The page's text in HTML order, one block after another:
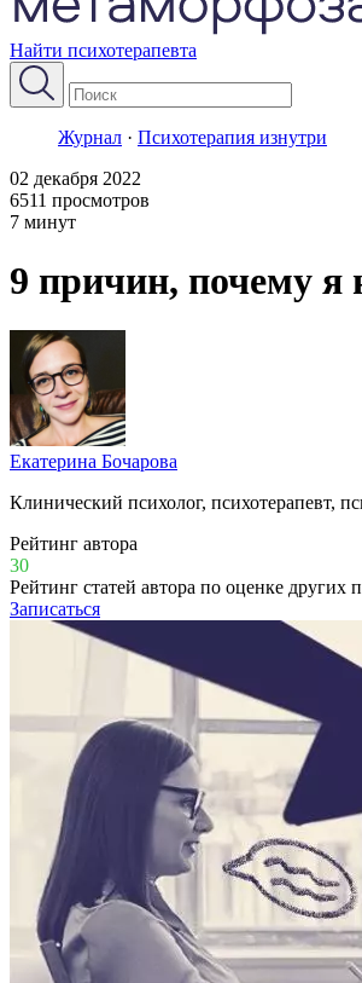
Найти психотерапевта
Журнал · Психотерапия изнутри
02 декабря 2022
6511 просмотров
7 минут
9 причин, почему я
Екатерина Бочарова
Клинический психолог, психотерапевт,
Рейтинг автора
30
Рейтинг статей автора по оценке других
Записаться